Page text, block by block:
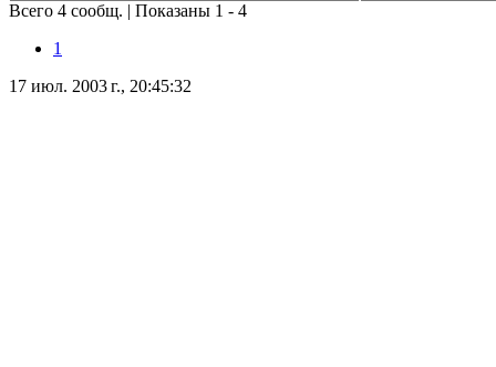
Всего 4 сообщ. | Показаны 1 - 4
1
17 июл. 2003 г., 20:45:32